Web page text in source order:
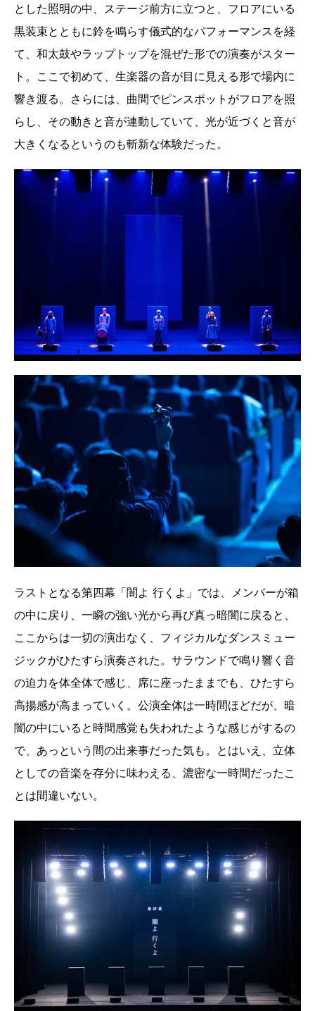
とした照明の中、ステージ前方に立つと、フロアにいる
黒装束とともに鈴を鳴らす儀式的なパフォーマンスを経
て、和太鼓やラップトップを混ぜた形での演奏がスター
ト。ここで初めて、生楽器の音が目に見える形で場内に
響き渡る。さらには、曲間でピンスポットがフロアを照
らし、その動きと音が連動していて、光が近づくと音が
大きくなるというのも斬新な体験だった。
ラストとなる第四幕「闇よ 行くよ」では、メンバーが箱
の中に戻り、一瞬の強い光から再び真っ暗闇に戻ると、
ここからは一切の演出なく、フィジカルなダンスミュー
ジックがひたすら演奏された。サラウンドで鳴り響く音
の迫力を体全体で感じ、席に座ったままでも、ひたすら
高揚感が高まっていく。公演全体は一時間ほどだが、暗
闇の中にいると時間感覚も失われたような感じがするの
で、あっという間の出来事だった気も。とはいえ、立体
としての音楽を存分に味わえる、濃密な一時間だったこ
とは間違いない。